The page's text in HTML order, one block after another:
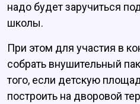
надо будет заручиться
школы.
При этом для участия в
собрать внушительный
того, если детскую
построить на дворовой